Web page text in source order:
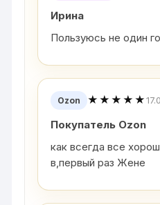
Ирина
Пользуюсь не один
Ozon ★★★★★
Покупатель Ozon
как всегда все
в,первый раз Жене